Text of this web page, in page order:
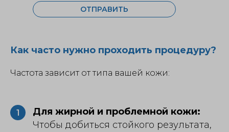
ОТПРАВИТЬ
Как часто нужно проходить процедуру?
Частота зависит от типа вашей кожи:
1
Для жирной и проблемной кожи:
Чтобы добиться стойкого результата,